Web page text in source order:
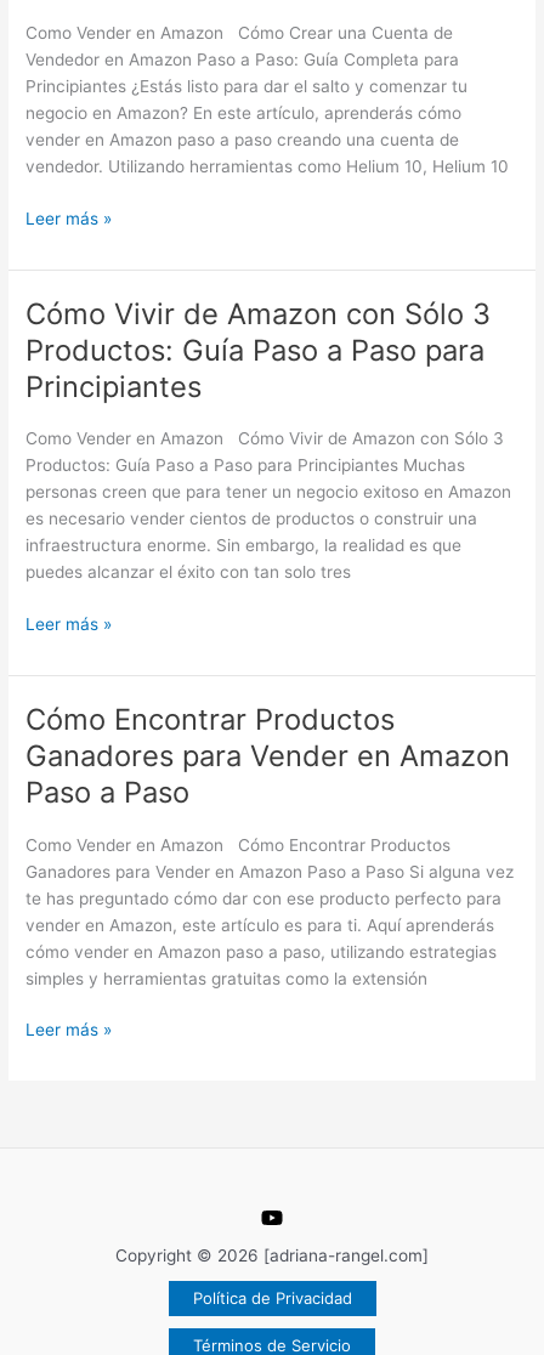
Como Vender en Amazon Cómo Crear una Cuenta de
Vendedor en Amazon Paso a Paso: Guía Completa para
Principiantes ¿Estás listo para dar el salto y comenzar tu
negocio en Amazon? En este artículo, aprenderás cómo
vender en Amazon paso a paso creando una cuenta de
vendedor. Utilizando herramientas como Helium 10, Helium 10
Vendedor
en
Amazon
Paso
a
Paso:
Completa
Principiantes
Leer más »
Cómo Vivir de Amazon con Sólo 3
Productos: Guía Paso a Paso para
Principiantes
Como Vender en Amazon Cómo Vivir de Amazon con Sólo 3
Productos: Guía Paso a Paso para Principiantes Muchas
personas creen que para tener un negocio exitoso en Amazon
es necesario vender cientos de productos o construir una
infraestructura enorme. Sin embargo, la realidad es que
puedes alcanzar el éxito con tan solo tres
Cómo
Vivir
de
Amazon
Sólo
3
Productos:
Guía
Paso
a
para
Leer más »
Cómo Encontrar Productos
Ganadores para Vender en Amazon
Paso a Paso
Como Vender en Amazon Cómo Encontrar Productos
Ganadores para Vender en Amazon Paso a Paso Si alguna vez
te has preguntado cómo dar con ese producto perfecto para
vender en Amazon, este artículo es para ti. Aquí aprenderás
cómo vender en Amazon paso a paso, utilizando estrategias
simples y herramientas gratuitas como la extensión
Cómo
Encontrar
Productos
Ganadores
Vender
en
Amazon
Paso
a
Paso
Leer más »
Copyright © 2026 [adriana-rangel.com]
Política de Privacidad
Términos de Servicio